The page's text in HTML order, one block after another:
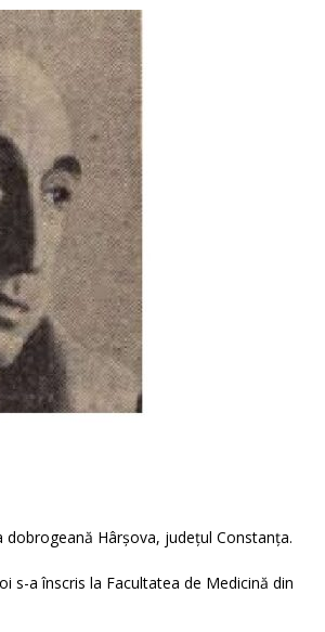
Hârşova, judeţul Constanţa.
s-a înscris la Facultatea de Medicină din